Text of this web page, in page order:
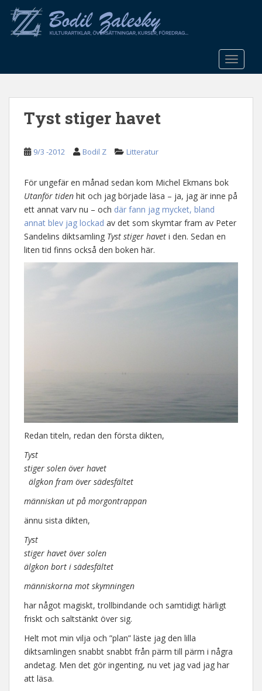
o
Tyst stiger havet
9/3 -2012 Bodil Z Litteratur
För ungefär en månad sedan kom Michel Ekmans bok
Utanför tiden hit och jag började läsa – ja, jag är inne på
ett annat varv nu – och där fann jag mycket, bland
annat blev jag lockad av det som skymtar fram av Peter
Sandelins diktsamling Tyst stiger havet i den. Sedan en
liten tid finns också den boken här.
Redan titeln, redan den första dikten,
Tyst
stiger solen över havet
älgkon fram över sädesfältet
människan ut på morgontrappan
ännu sista dikten,
Tyst
stiger havet över solen
älgkon bort i sädesfältet
människorna mot skymningen
har något magiskt, trollbindande och samtidigt härligt
friskt och saltstänkt över sig.
Helt mot min vilja och ”plan” läste jag den lilla
diktsamlingen snabbt snabbt från pärm till pärm i några
andetag. Men det gör ingenting, nu vet jag vad jag har
att läsa.